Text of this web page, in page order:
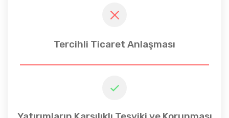
Tercihli Ticaret Anlaşması